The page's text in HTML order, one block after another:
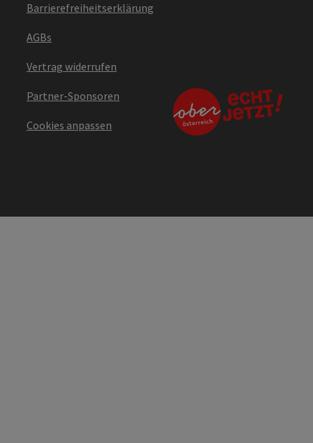
Barrierefreiheitserklärung
AGBs
Vertrag widerrufen
Partner-Sponsoren
Cookies anpassen